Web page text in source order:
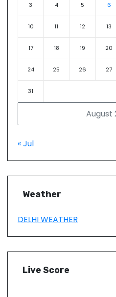
August
3 4 5 6
10 11 12 13
17 18 19 20
24 25 26 27
31
« Jul
Weather
DELHI WEATHER
Live Score